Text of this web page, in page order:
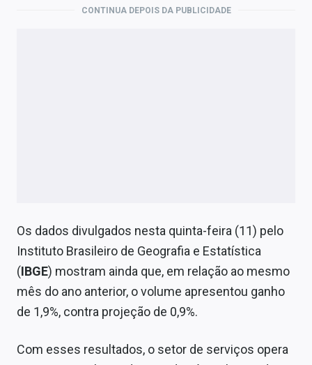
CONTINUA DEPOIS DA PUBLICIDADE
Os dados divulgados nesta quinta-feira (11) pelo
Instituto Brasileiro de Geografia e Estatística
(IBGE) mostram ainda que, em relação ao mesmo
mês do ano anterior, o volume apresentou ganho
de 1,9%, contra projeção de 0,9%.
Com esses resultados, o setor de serviços opera